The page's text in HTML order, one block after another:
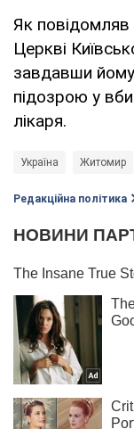
Як повідомляв
Церкві
завдавши
підозрою у
лікаря.
Україна Житомир
Редакційна політика